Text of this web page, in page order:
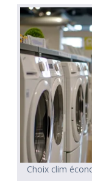
Choix clim